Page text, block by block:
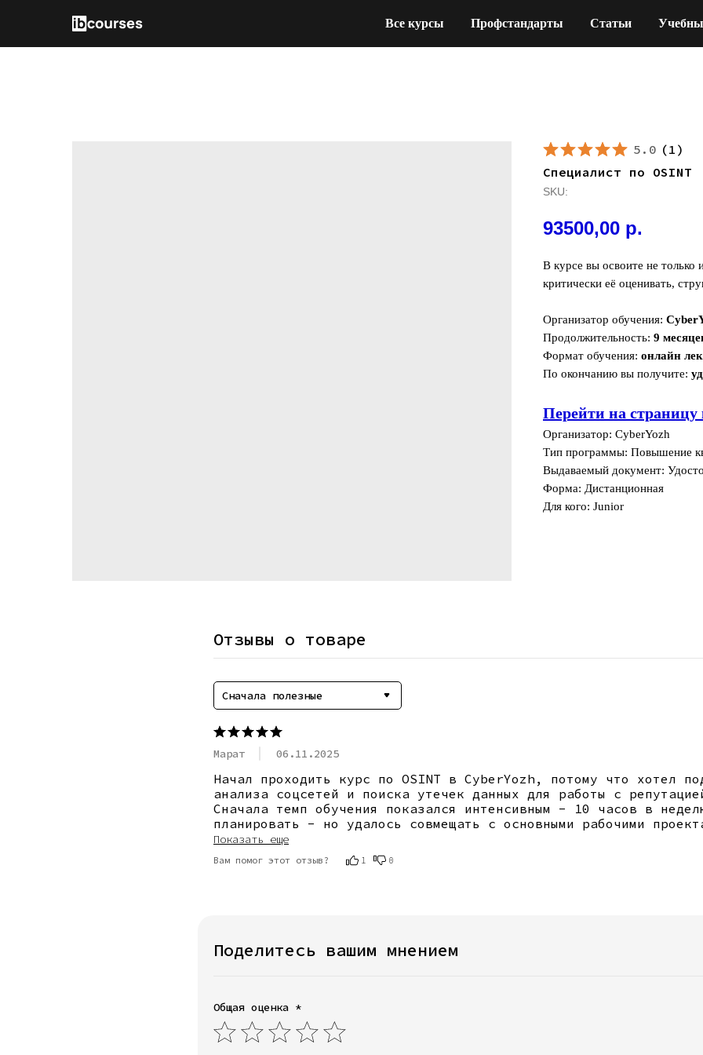
Все курсы Профстандарты Статьи
5.0 (1 )
Специалист по OSINT
SKU:
93500,00 р.
В курсе вы освоите не
критически её оценивать,
Организатор обучения:
Продолжительность: 9
Формат обучения: онлайн
По окончанию вы получите:
Перейти на страницу
Организатор: CyberYozh
Тип программы: Повышение
Выдаваемый документ:
Форма: Дистанционная
Для кого: Junior
Отзывы о товаре
Сначала полезные
Марат 06.11.2025
Начал проходить курс по OSINT в CyberYozh, потому что хотел
анализа соцсетей и поиска утечек данных для работы с
Сначала темп обучения показался интенсивным - 10 часов в
планировать - но удалось совмещать с основными рабочими
Показать еще
Вам помог этот отзыв? 1 0
Поделитесь вашим мнением
Общая оценка *